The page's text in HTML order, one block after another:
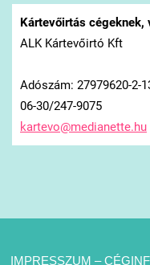
Kártevőirtás cégeknek,
ALK Kártevőirtó Kft
Adószám: 27979620-2-
06-30/247-9075
kartevo@medianette.hu
IMPRESSZUM –